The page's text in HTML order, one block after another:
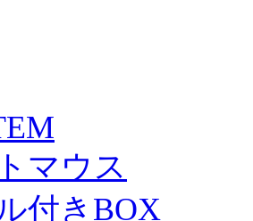
マウス
付きBOX